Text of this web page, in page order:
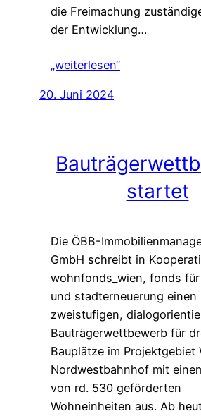
die Freimachung
der Entwicklung…
„weiterlesen“
20. Juni 2024
startet
Die ÖBB-
GmbH schreibt in
wohnfonds_wien, fonds
und stadterneuerung einen
zweistufigen,
Bauträgerwettbewerb für
Bauplätze im Projektgebiet
Nordwestbahnhof mit
von rd. 530 geförderten
Wohneinheiten aus. Ab